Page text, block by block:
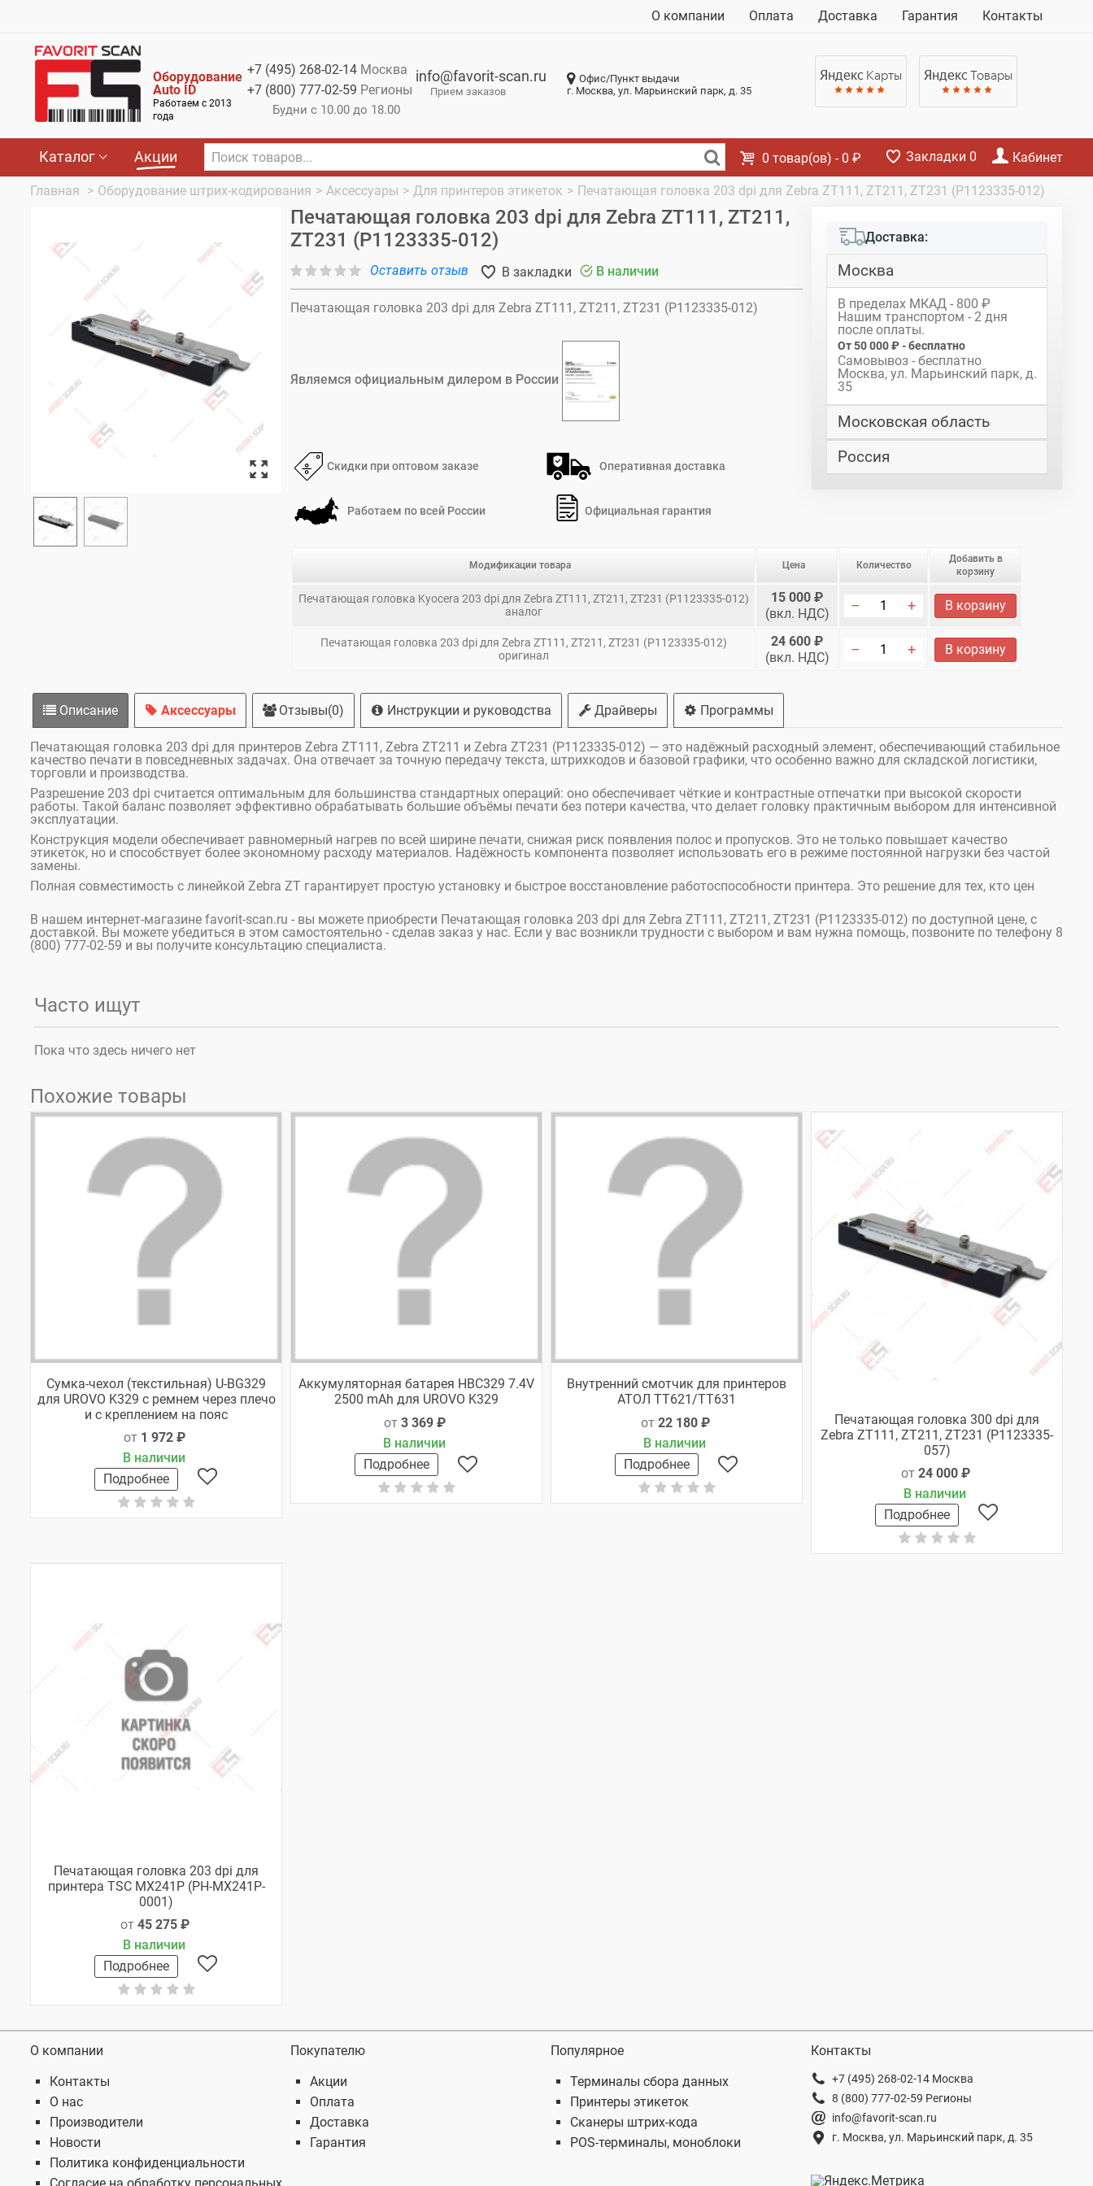
О компании Оплата Доставка Гарантия Контакты
Оборудование
Auto ID
Работаем с 2013
года
+7 (495) 268-02-14 Москва
+7 (800) 777-02-59 Регионы
Будни с 10.00 до 18.00
info@favorit-scan.ru
Прием заказов
Офис/Пункт выдачи
г. Москва, ул. Марьинский парк, д. 35
Яндекс Карты ЯндексТовары
Каталог Акции 0 товар(ов) - 0 ₽ Закладки 0 Кабинет
Главная > Оборудование штрих-кодирования > Аксессуары > Для принтеров этикеток > Печатающая головка 203 dpi для Zebra ZT111, ZT211, ZT231 (P1123335-012)
Печатающая головка 203 dpi для Zebra ZT111, ZT211,
ZT231 (P1123335-012)
Оставить отзыв В закладки В наличии
Печатающая головка 203 dpi для Zebra ZT111, ZT211, ZT231 (P1123335-012)
Являемся официальным дилером в России
Скидки при оптовом заказе Оперативная доставка
Работаем по всей России Официальная гарантия
Доставка:
Москва
В пределах МКАД - 800 ₽
Нашим транспортом - 2 дня
после оплаты.
От 50 000 ₽ - бесплатно
Самовывоз - бесплатно
Москва, ул. Марьинский парк, д.
35
Московская область
Россия
Модификации товара Цена Количество
Добавить в
корзину
Печатающая головка Kyocera 203 dpi для Zebra ZT111, ZT211, ZT231 (P1123335-012)
аналог
15 000 ₽
(вкл. НДС)
В корзину
Печатающая головка 203 dpi для Zebra ZT111, ZT211, ZT231 (P1123335-012)
оригинал
24 600 ₽
(вкл. НДС)
В корзину
Описание Аксессуары Отзывы(0) Инструкции и руководства Драйверы Программы
Печатающая головка 203 dpi для принтеров Zebra ZT111, Zebra ZT211 и Zebra ZT231 (P1123335-012) — это надёжный расходный элемент, обеспечивающий стабильное
качество печати в повседневных задачах. Она отвечает за точную передачу текста, штрихкодов и базовой графики, что особенно важно для складской логистики,
торговли и производства.
Разрешение 203 dpi считается оптимальным для большинства стандартных операций: оно обеспечивает чёткие и контрастные отпечатки при высокой скорости
работы. Такой баланс позволяет эффективно обрабатывать большие объёмы печати без потери качества, что делает головку практичным выбором для интенсивной
эксплуатации.
Конструкция модели обеспечивает равномерный нагрев по всей ширине печати, снижая риск появления полос и пропусков. Это не только повышает качество
этикеток, но и способствует более экономному расходу материалов. Надёжность компонента позволяет использовать его в режиме постоянной нагрузки без частой
замены.
Полная совместимость с линейкой Zebra ZT гарантирует простую установку и быстрое восстановление работоспособности принтера. Это решение для тех, кто цен
В нашем интернет-магазине favorit-scan.ru - вы можете приобрести Печатающая головка 203 dpi для Zebra ZT111, ZT211, ZT231 (P1123335-012) по доступной цене, с
доставкой. Вы можете убедиться в этом самостоятельно - сделав заказ у нас. Если у вас возникли трудности с выбором и вам нужна помощь, позвоните по телефону 8
(800) 777-02-59 и вы получите консультацию специалиста.
Часто ищут
Пока что здесь ничего нет
Похожие товары
Сумка-чехол (текстильная) U-BG329
для UROVO K329 с ремнем через плечо
и с креплением на пояс
от 1 972 ₽
В наличии
Подробнее
Аккумуляторная батарея HBC329 7.4V
2500 mAh для UROVO K329
от 3 369 ₽
В наличии
Подробнее
Внутренний смотчик для принтеров
АТОЛ TT621/TT631
от 22 180 ₽
В наличии
Подробнее
Печатающая головка 300 dpi для
Zebra ZT111, ZT211, ZT231 (P1123335-
057)
от 24 000 ₽
В наличии
Подробнее
Печатающая головка 203 dpi для
принтера TSC MX241P (PH-MX241P-
0001)
от 45 275 ₽
В наличии
Подробнее
О компании
Контакты
О нас
Производители
Новости
Политика конфиденциальности
Согласие на обработку персональных
Покупателю
Акции
Оплата
Доставка
Гарантия
Популярное
Терминалы сбора данных
Принтеры этикеток
Сканеры штрих-кода
POS-терминалы, моноблоки
Контакты
+7 (495) 268-02-14 Москва
8 (800) 777-02-59 Регионы
info@favorit-scan.ru
г. Москва, ул. Марьинский парк, д. 35
Корзина
Нет товаров
Каталог
О компании
Оплата
Доставка
Контакты